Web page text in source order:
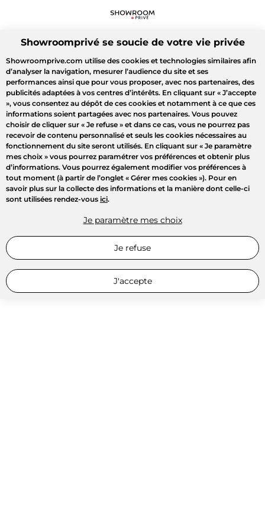
Showroomprivé se soucie de votre vie privée
Showroomprive.com utilise des cookies et technologies similaires afin
d’analyser la navigation, mesurer l’audience du site et ses
performances ainsi que pour vous proposer, avec nos partenaires, des
publicités adaptées à vos centres d’intérêts. En cliquant sur « J’accepte
», vous consentez au dépôt de ces cookies et notamment à ce que ces
informations soient partagées avec nos partenaires. Vous pouvez
choisir de cliquer sur « Je refuse » et dans ce cas, vous ne pourrez pas
recevoir de contenu personnalisé et seuls les cookies nécessaires au
fonctionnement du site seront utilisés. En cliquant sur « Je paramètre
mes choix » vous pourrez paramétrer vos préférences et obtenir plus
d’informations. Vous pourrez également modifier vos préférences à
tout moment (à partir de l’onglet « Gérer mes cookies »). Pour en
savoir plus sur la collecte des informations et la manière dont celle-ci
sont utilisées rendez-vous ici.
Je paramètre mes choix
Je refuse
J'accepte